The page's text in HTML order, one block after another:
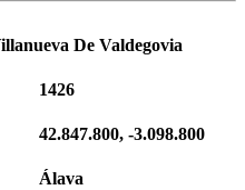
De Valdegovia
1426
42.847.800, -3.098.800
Álava